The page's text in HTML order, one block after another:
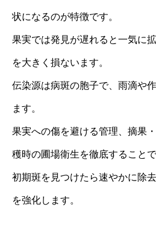
状になるのが特徴です。
果実では発見が遅れると一気に
を大きく損ないます。
伝染源は病斑の胞子で、雨滴や
ます。
果実への傷を避ける管理、摘果
穫時の圃場衛生を徹底すること
初期斑を見つけたら速やかに除
を強化します。